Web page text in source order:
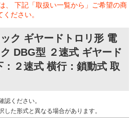
、 下記「取扱い一覧から」ご希望の商
ださい。
ク ギヤードトロリ形 電
DBG型 ２速式 ギヤード
：２速式 横行：鎖動式 取
認ください。
た形式と異なる場合があります。